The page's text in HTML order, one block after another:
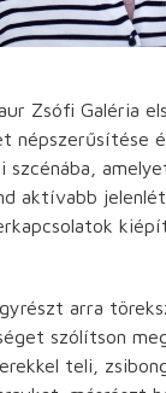
Zsófi Galéria
népszerűsítése
szcénába,
aktívabb
arra
szólítson
teli,